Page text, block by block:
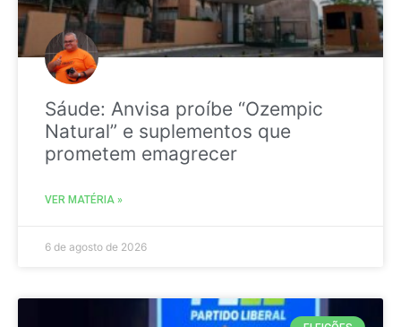
Sáude: Anvisa proíbe “Ozempic
Natural” e suplementos que
prometem emagrecer
VER MATÉRIA »
6 de agosto de 2026